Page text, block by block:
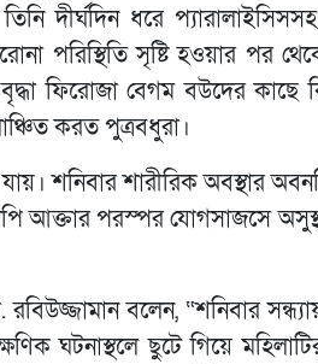
দীর্ঘদিন ধরে
পরিস্থিতি সৃষ্টি হওয়ার পর
ফিরোজা বেগম বউদের কাছে
করত পুত্রবধুরা।
শনিবার শারীরিক অবস্থার
আক্তার পরস্পর যোগসাজসে
বলেন, “শনিবার
ঘটনাস্থলে ছুটে গিয়ে